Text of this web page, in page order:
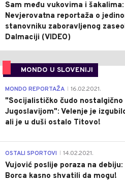
Sam među vukovima i šakalima:
Nevjerovatna reportaža o
stanovniku zaboravljenog
Dalmaciji (VIDEO)
MONDO U SLOVENIJI
MONDO REPORTAŽA 16.02.2021.
"Socijalističko čudo nostalgično
Jugoslavijom": Velenje je
ali je u duši ostalo Titovo!
OSTALI SPORTOVI 14.02.2021.
Vujović poslije poraza na debiju:
Borca kasno shvatili da mogu!